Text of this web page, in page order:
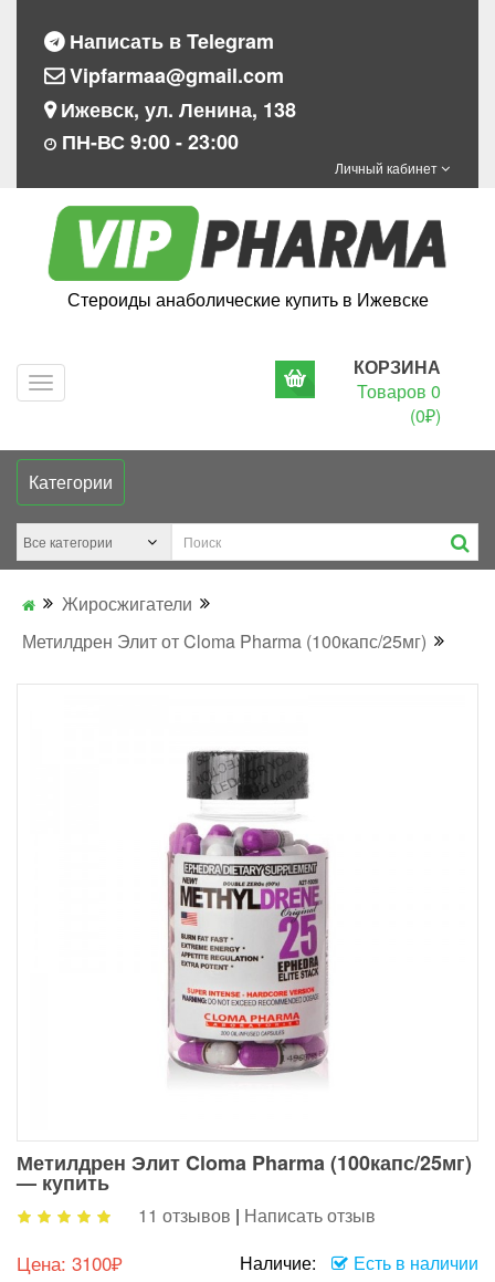
Написать в Telegram
Vipfarmaa@gmail.com
Ижевск, ул. Ленина, 138
ПН-ВС 9:00 - 23:00
Личный кабинет
Стероиды анаболические купить в Ижевске
КОРЗИНА
Товаров 0
(0₽)
Категории
Жиросжигатели
Метилдрен Элит от Cloma Pharma (100капс/25мг)
Метилдрен Элит Cloma Pharma (100капс/25мг)
— купить
11 отзывов | Написать отзыв
Цена: 3100₽ Наличие: Есть в наличии